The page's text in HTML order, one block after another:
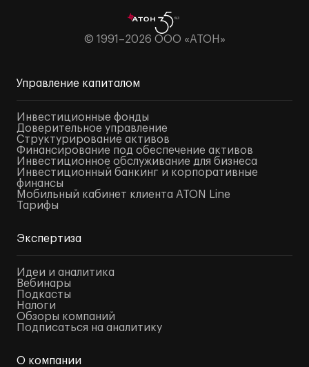
© 1991–2026 ООО «АТОН»
Управление капиталом
Инвестиционные фонды
Доверительное управление
Структурирование активов
Финансирование под обеспечение активов
Инвестиционное обслуживание для бизнеса
Инвестиционный банкинг и корпоративные
финансы
Мобильный кабинет клиента ATON Line
Тарифы
Экспертиза
Идеи и аналитика
Вебинары
Подкасты
Налоги
Обзоры компаний
Подписаться на аналитику
О компании